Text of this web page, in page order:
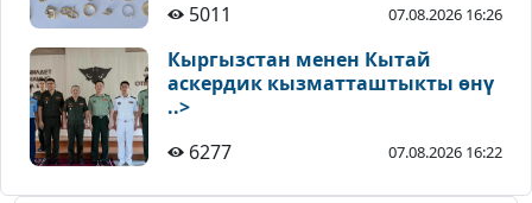
5011
07.08.2026 16:26
Кыргызстан менен Кытай
аскердик кызматташтыкты өнү
..>
6277
07.08.2026 16:22